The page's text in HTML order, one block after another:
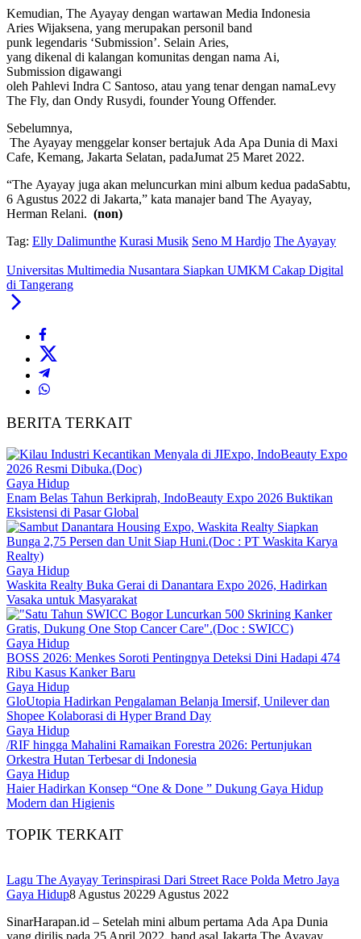
Kemudian, The Ayayay dengan wartawan Media Indonesia
Aries Wijaksena, yang merupakan personil band
punk legendaris ‘Submission’. Selain Aries,
yang dikenal di kalangan komunitas dengan nama Ai,
Submission digawangi
oleh Pahlevi Indra C Santoso, atau yang tenar dengan namaLevy
The Fly, dan Ondy Rusydi, founder Young Offender.
Sebelumnya,
The Ayayay menggelar konser bertajuk Ada Apa Dunia di Maxi
Cafe, Kemang, Jakarta Selatan, padaJumat 25 Maret 2022.
“The Ayayay juga akan meluncurkan mini album kedua padaSabtu,
6 Agustus 2022 di Jakarta,” kata manajer band The Ayayay,
Herman Relani. (non)
Tag: Elly Dalimunthe Kurasi Musik Seno M Hardjo The Ayayay
Universitas Multimedia Nusantara Siapkan UMKM Cakap Digital
di Tangerang
BERITA TERKAIT
Gaya Hidup
Enam Belas Tahun Berkiprah, IndoBeauty Expo 2026 Buktikan
Eksistensi di Pasar Global
Gaya Hidup
Waskita Realty Buka Gerai di Danantara Expo 2026, Hadirkan
Vasaka untuk Masyarakat
Gaya Hidup
BOSS 2026: Menkes Soroti Pentingnya Deteksi Dini Hadapi 474
Ribu Kasus Kanker Baru
Gaya Hidup
GloUtopia Hadirkan Pengalaman Belanja Imersif, Unilever dan
Shopee Kolaborasi di Hyper Brand Day
Gaya Hidup
/RIF hingga Mahalini Ramaikan Forestra 2026: Pertunjukan
Orkestra Hutan Terbesar di Indonesia
Gaya Hidup
Haier Hadirkan Konsep “One & Done ” Dukung Gaya Hidup
Modern dan Higienis
TOPIK TERKAIT
Lagu The Ayayay Terinspirasi Dari Street Race Polda Metro Jaya
Gaya Hidup8 Agustus 20229 Agustus 2022
SinarHarapan.id – Setelah mini album pertama Ada Apa Dunia